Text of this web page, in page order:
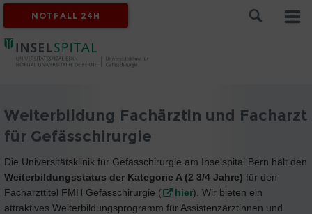
NOTFALL 24H
Weiterbildung Fachärztin und Facharzt
für Gefässchirurgie
Die Universitätsklinik für Gefässchirurgie am Inselspital Bern hält den
Weiterbildungsstatus der Kategorie A (2 3/4 Jahre) für den
Facharzttitel FMH Gefässchirurgie (
hier). Wir bieten ein
attraktives Weiterbildungsprogramm für Assistenzärztinnen und